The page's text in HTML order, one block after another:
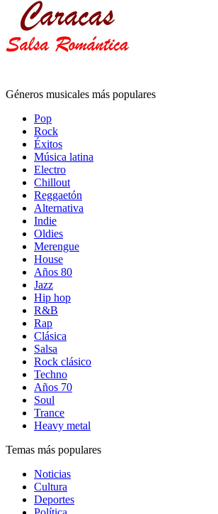
Géneros musicales más populares
Pop
Rock
Éxitos
Música latina
Electro
Chillout
Reggaetón
Alternativa
Indie
Oldies
Merengue
House
Años 80
Jazz
Hip hop
R&B
Rap
Clásica
Salsa
Rock clásico
Techno
Años 70
Soul
Trance
Heavy metal
Temas más populares
Noticias
Cultura
Deportes